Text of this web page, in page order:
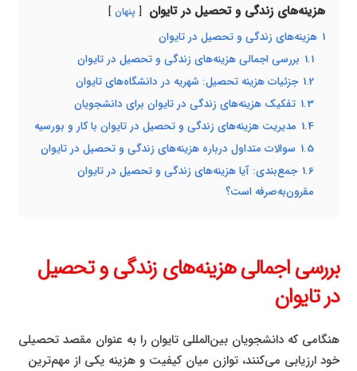
هزینه‌های زندگی و تحصیل در تایوان پنهان
1 هزینه‌های زندگی و تحصیل در تایوان
1.1 بررسی اجمالی هزینه‌های زندگی و تحصیل در تایوان
1.2 جزئیات هزینه تحصیل: شهریه در دانشگاه‌های تایوان
1.3 تفکیک هزینه‌های زندگی در تایوان برای دانشجویان
1.4 مدیریت هزینه‌های زندگی و تحصیل در تایوان با کار و بورسیه
1.5 سوالات متداول درباره هزینه‌های زندگی و تحصیل در تایوان
1.6 جمع‌بندی: آیا هزینه‌های زندگی و تحصیل در تایوان
مقرون‌به‌صرفه است؟
بررسی اجمالی هزینه‌های زندگی و تحصیل
در تایوان
هنگامی که دانشجویان بین‌المللی تایوان را به عنوان مقصد تحصیلی
خود ارزیابی می‌کنند، توازن میان کیفیت و هزینه یکی از مهم‌ترین